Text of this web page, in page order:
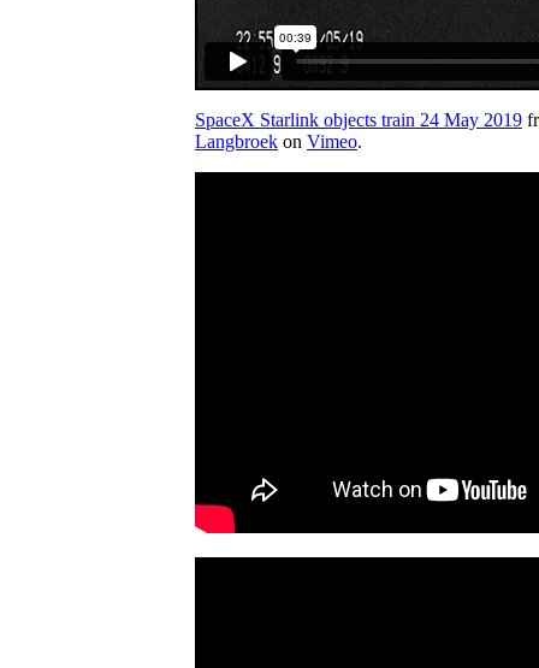
SpaceX Starlink objects train 24 May 2019
Langbroek on Vimeo.